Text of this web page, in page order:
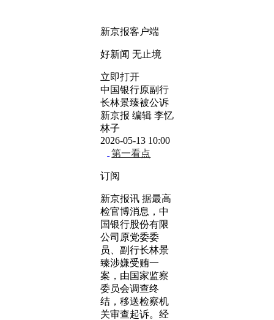
新京报客户端
好新闻 无止境
立即打开
中国银行原副行
长林景臻被公诉
新京报 编辑 李忆
林子
2026-05-13 10:00
第一看点
订阅
新京报讯 据最高
检官博消息，中
国银行股份有限
公司原党委委
员、副行长林景
臻涉嫌受贿一
案，由国家监察
委员会调查终
结，移送检察机
关审查起诉。经